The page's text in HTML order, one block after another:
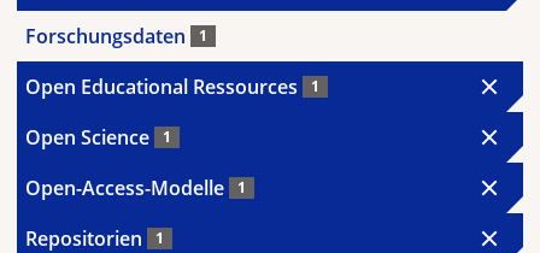
Forschungsdaten 1
Open Educational Ressources 1
Open Science 1
Open-Access-Modelle 1
Repositorien 1